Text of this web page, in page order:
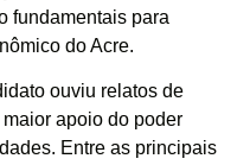
fundamentais para
do Acre.
ouviu relatos de
apoio do poder
Entre as principais